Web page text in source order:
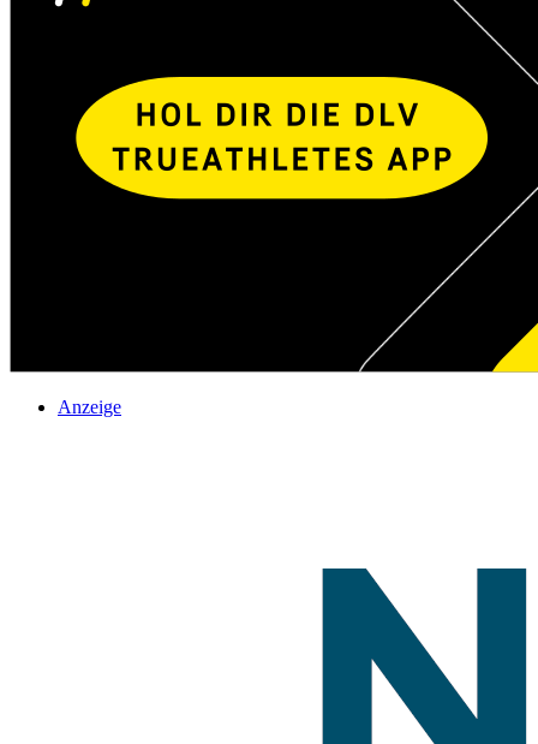
Anzeige